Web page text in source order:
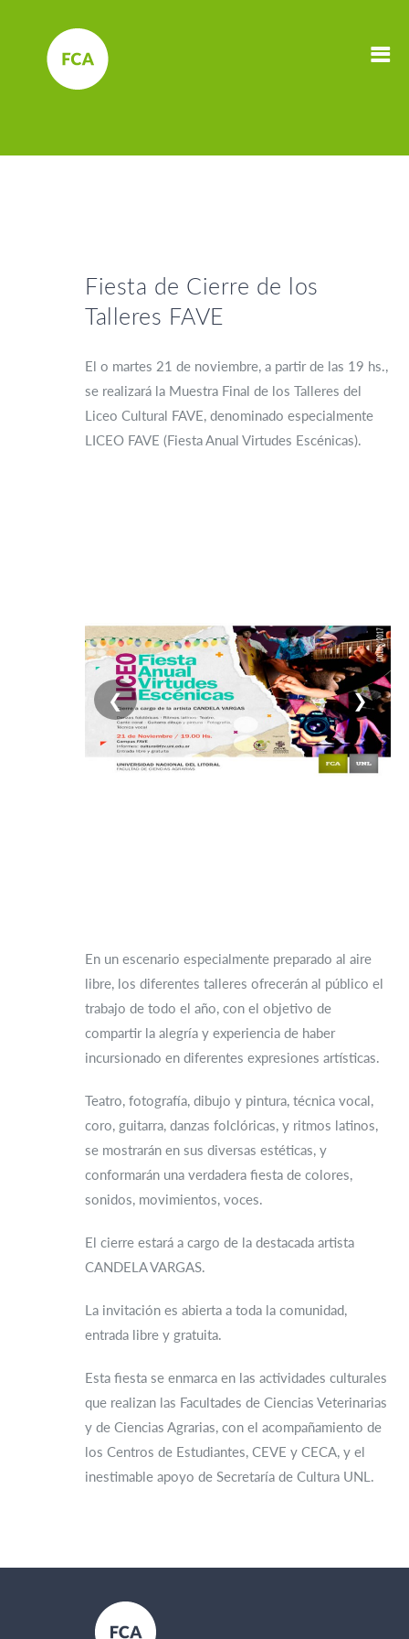
Fiesta de Cierre de los
Talleres FAVE
El o martes 21 de noviembre, a partir de las 19 hs.,
se realizará la Muestra Final de los Talleres del
Liceo Cultural FAVE, denominado especialmente
LICEO FAVE (Fiesta Anual Virtudes Escénicas).
❮ ❯
En un escenario especialmente preparado al aire
libre, los diferentes talleres ofrecerán al público el
trabajo de todo el año, con el objetivo de
compartir la alegría y experiencia de haber
incursionado en diferentes expresiones artísticas.
Teatro, fotografía, dibujo y pintura, técnica vocal,
coro, guitarra, danzas folclóricas, y ritmos latinos,
se mostrarán en sus diversas estéticas, y
conformarán una verdadera fiesta de colores,
sonidos, movimientos, voces.
El cierre estará a cargo de la destacada artista
CANDELA VARGAS.
La invitación es abierta a toda la comunidad,
entrada libre y gratuita.
Esta fiesta se enmarca en las actividades culturales
que realizan las Facultades de Ciencias Veterinarias
y de Ciencias Agrarias, con el acompañamiento de
los Centros de Estudiantes, CEVE y CECA, y el
inestimable apoyo de Secretaría de Cultura UNL.